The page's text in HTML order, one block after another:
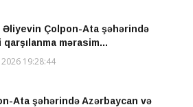
Əliyevin Çolpon-Ata şəhərində
qarşılanma mərasim...
19:28:44
Ata şəhərində Azərbaycan və